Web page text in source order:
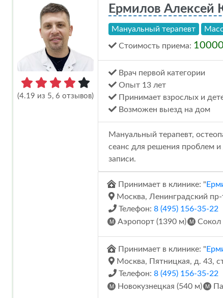
(4.19 из 5, 6 отзывов)
Ермилов Алексей
Мануальный терапевт
Стоимость приема: 10000
Врач первой категории
Опыт 13 лет
Принимает взрослых и
Возможен выезд на дом
Мануальный терапевт,
сеанс для решения проблем
записи.
Принимает в клинике: "
Москва, Ленинградский пр-
Телефон: 8 (495) 156-35-22
Аэропорт (1390 м)
Сокол
Принимает в клинике: "
Москва, Пятницкая, д. 43,
Телефон: 8 (495) 156-35-22
Новокузнецкая (540 м)